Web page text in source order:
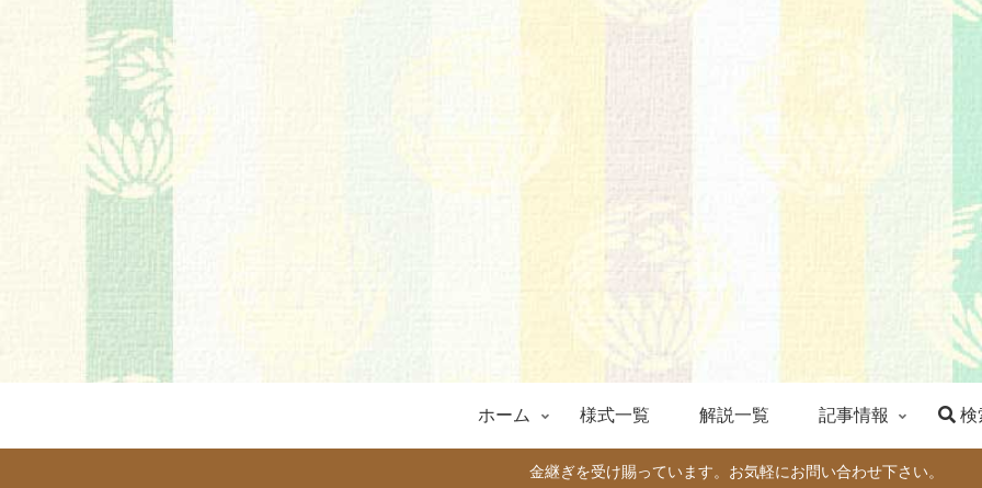
ホーム 様式一覧 解説一覧 記事情報 検
金継ぎを受け賜っています。お気軽にお問い合わせ下さい。